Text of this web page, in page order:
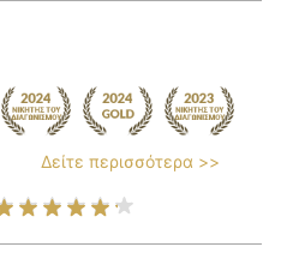
Δείτε περισσότερα >>